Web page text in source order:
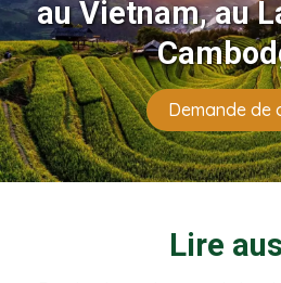
au Vietnam, au
Demande de
Lire